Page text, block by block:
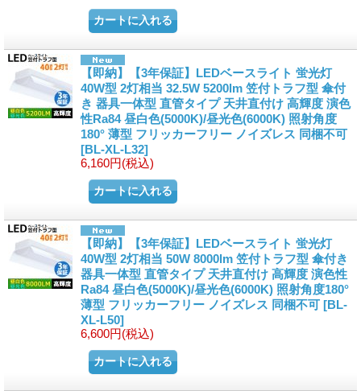
【即納】【3年保証】LEDベースライト 蛍光灯
40W型 2灯相当 32.5W 5200lm 笠付トラフ型 傘付
き 器具一体型 直管タイプ 天井直付け 高輝度 演色
性Ra84 昼白色(5000K)/昼光色(6000K) 照射角度
180° 薄型 フリッカーフリー ノイズレス 同梱不可
[BL-XL-L32]
6,160円(税込)
【即納】【3年保証】LEDベースライト 蛍光灯
40W型 2灯相当 50W 8000lm 笠付トラフ型 傘付き
器具一体型 直管タイプ 天井直付け 高輝度 演色性
Ra84 昼白色(5000K)/昼光色(6000K) 照射角度180°
薄型 フリッカーフリー ノイズレス 同梱不可 [BL-
XL-L50]
6,600円(税込)